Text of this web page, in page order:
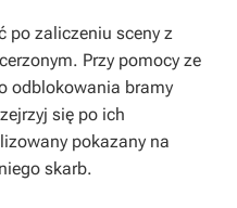
po zaliczeniu sceny z
Przy pomocy ze
odblokowania bramy
się po ich
pokazany na
skarb.